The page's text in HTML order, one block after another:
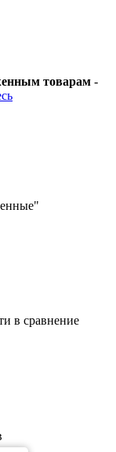
товарам -
в сравнение